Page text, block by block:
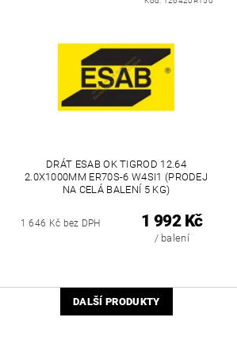
DRÁT ESAB OK TIGROD 12.64
2.0X1000MM ER70S-6 W4SI1 (PRODEJ
NA CELÁ BALENÍ 5 KG)
1 646 Kč bez DPH 1 992 Kč
/ balení
DALŠÍ PRODUKTY